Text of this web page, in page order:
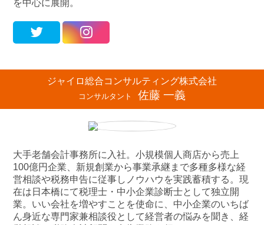
を中心に展開。
ジャイロ総合コンサルティング株式会社
コンサルタント 佐藤 一義
大手老舗会計事務所に入社。小規模個人商店から売上
100億円企業、新規創業から事業承継まで多種多様な経
営相談や税務申告に従事しノウハウを実践蓄積する。現
在は日本橋にて税理士・中小企業診断士として独立開
業。いい会社を増やすことを使命に、中小企業のいちば
ん身近な専門家兼相談役として経営者の悩みを聞き、経